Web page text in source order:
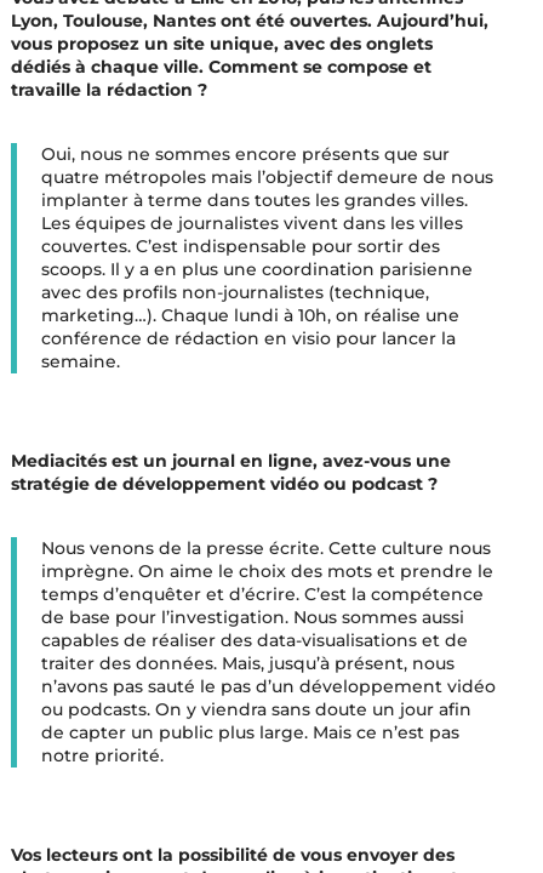
Lyon, Toulouse, Nantes ont été ouvertes. Aujourd’hui,
vous proposez un site unique, avec des onglets
dédiés à chaque ville. Comment se compose et
travaille la rédaction ?
Oui, nous ne sommes encore présents que sur
quatre métropoles mais l’objectif demeure de nous
implanter à terme dans toutes les grandes villes.
Les équipes de journalistes vivent dans les villes
couvertes. C’est indispensable pour sortir des
scoops. Il y a en plus une coordination parisienne
avec des profils non-journalistes (technique,
marketing…). Chaque lundi à 10h, on réalise une
conférence de rédaction en visio pour lancer la
semaine.
Mediacités est un journal en ligne, avez-vous une
stratégie de développement vidéo ou podcast ?
Nous venons de la presse écrite. Cette culture nous
imprègne. On aime le choix des mots et prendre le
temps d’enquêter et d’écrire. C’est la compétence
de base pour l’investigation. Nous sommes aussi
capables de réaliser des data-visualisations et de
traiter des données. Mais, jusqu’à présent, nous
n’avons pas sauté le pas d’un développement vidéo
ou podcasts. On y viendra sans doute un jour afin
de capter un public plus large. Mais ce n’est pas
notre priorité.
Vos lecteurs ont la possibilité de vous envoyer des